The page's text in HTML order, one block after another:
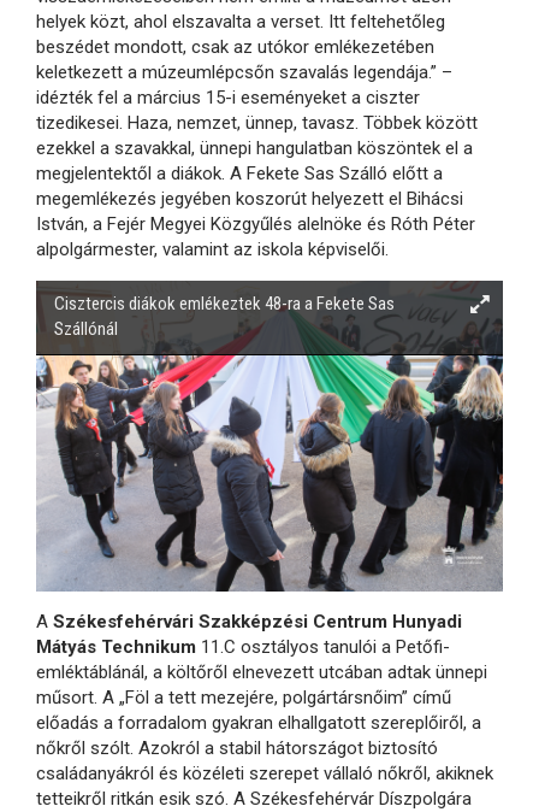
helyek közt, ahol elszavalta a verset. Itt feltehetőleg
beszédet mondott, csak az utókor emlékezetében
keletkezett a múzeumlépcsőn szavalás legendája.” –
idézték fel a március 15-i eseményeket a ciszter
tizedikesei. Haza, nemzet, ünnep, tavasz. Többek között
ezekkel a szavakkal, ünnepi hangulatban köszöntek el a
megjelentektől a diákok. A Fekete Sas Szálló előtt a
megemlékezés jegyében koszorút helyezett el Bihácsi
István, a Fejér Megyei Közgyűlés alelnöke és Róth Péter
alpolgármester, valamint az iskola képviselői.
Cisztercis diákok emlékeztek 48-ra a Fekete Sas
Szállónál
A Székesfehérvári Szakképzési Centrum Hunyadi
Mátyás Technikum 11.C osztályos tanulói a Petőfi-
emléktáblánál, a költőről elnevezett utcában adtak ünnepi
műsort. A „Föl a tett mezejére, polgártársnőim” című
előadás a forradalom gyakran elhallgatott szereplőiről, a
nőkről szólt. Azokról a stabil hátországot biztosító
családanyákról és közéleti szerepet vállaló nőkről, akiknek
tetteikről ritkán esik szó. A Székesfehérvár Díszpolgára